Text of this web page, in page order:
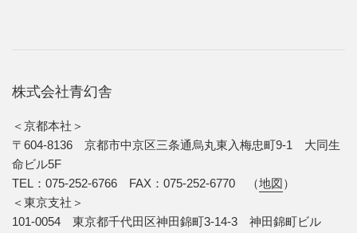
株式会社青幻舎
＜京都本社＞
〒604-8136 京都市中京区三条通烏丸東入梅忠町9-1 大同生
命ビル5F
TEL：075-252-6766 FAX：075-252-6770 （地図）
＜東京支社＞
101-0054 東京都千代田区神田錦町3-14-3 神田錦町ビル